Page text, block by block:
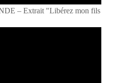
– Extrait "Libérez mon fils